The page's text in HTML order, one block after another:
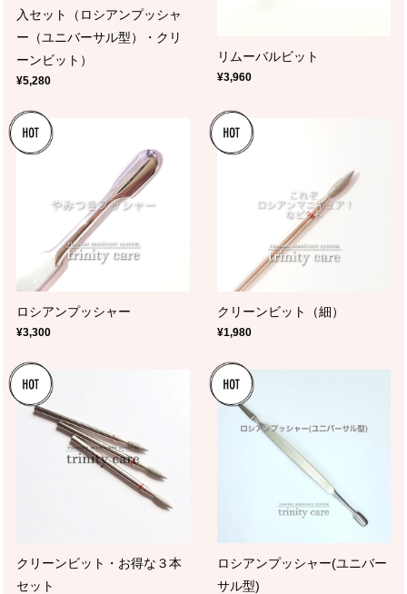
入セット（ロシアンプッシャ
ー（ユニバーサル型）・クリ
ーンビット）
¥5,280
リムーバルビット
¥3,960
ロシアンプッシャー
¥3,300
クリーンビット（細）
¥1,980
クリーンビット・お得な３本
セット
ロシアンプッシャー(ユニバー
サル型)